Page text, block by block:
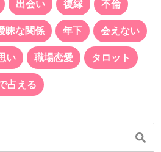
出会い 復縁 不倫
昧な関係 年下 会えない
い 職場恋愛 タロット
占える